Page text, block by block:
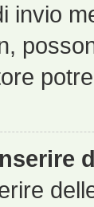
invio